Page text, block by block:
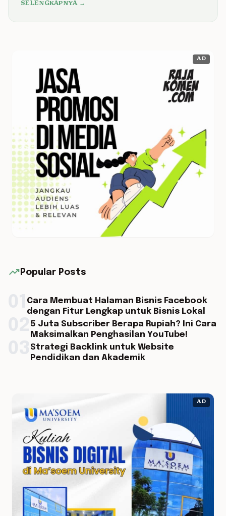
SELENGKAPNYA →
AD
trending_up Popular Posts
Cara Membuat Halaman Bisnis Facebook
dengan Fitur Lengkap untuk Bisnis Lokal
5 Juta Subscriber Berapa Rupiah? Ini Cara
Maksimalkan Penghasilan YouTube!
Strategi Backlink untuk Website
Pendidikan dan Akademik
AD